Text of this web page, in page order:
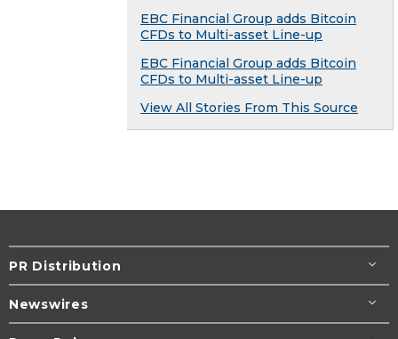
EBC Financial Group adds Bitcoin
CFDs to Multi-asset Line-up
EBC Financial Group adds Bitcoin
CFDs to Multi-asset Line-up
View All Stories From This Source
PR Distribution
Newswires